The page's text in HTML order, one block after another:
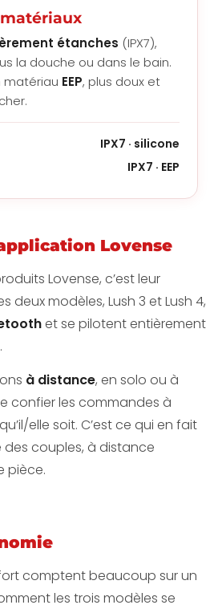
étanches (IPX7),
la douche ou dans le bain.
matériau EEP, plus doux et
IPX7 · silicone
IPX7 · EEP
Lovense
Lovense, c’est leur
deux modèles, Lush 3 et Lush 4,
et se pilotent entièrement
à distance, en solo ou à
confier les commandes à
elle soit. C’est ce qui en fait
couples, à distance
pièce.
comptent beaucoup sur un
les trois modèles se